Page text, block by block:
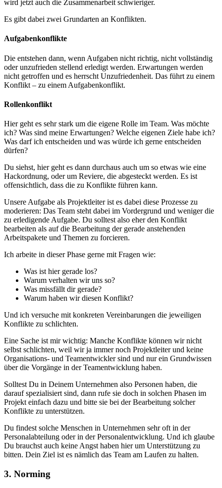
wird jetzt auch die Zusammenarbeit schwieriger.
Es gibt dabei zwei Grundarten an Konflikten.
Aufgabenkonflikte
Die entstehen dann, wenn Aufgaben nicht richtig, nicht vollständig
oder unzufrieden stellend erledigt werden. Erwartungen werden
nicht getroffen und es herrscht Unzufriedenheit. Das führt zu einem
Konflikt – zu einem Aufgabenkonflikt.
Rollenkonflikt
Hier geht es sehr stark um die eigene Rolle im Team. Was möchte
ich? Was sind meine Erwartungen? Welche eigenen Ziele habe ich?
Was darf ich entscheiden und was würde ich gerne entscheiden
dürfen?
Du siehst, hier geht es dann durchaus auch um so etwas wie eine
Hackordnung, oder um Reviere, die abgesteckt werden. Es ist
offensichtlich, dass die zu Konflikte führen kann.
Unsere Aufgabe als Projektleiter ist es dabei diese Prozesse zu
moderieren: Das Team steht dabei im Vordergrund und weniger die
zu erledigende Aufgabe. Du solltest also eher den Konflikt
bearbeiten als auf die Bearbeitung der gerade anstehenden
Arbeitspakete und Themen zu forcieren.
Ich arbeite in dieser Phase gerne mit Fragen wie:
Was ist hier gerade los?
Warum verhalten wir uns so?
Was missfällt dir gerade?
Warum haben wir diesen Konflikt?
Und ich versuche mit konkreten Vereinbarungen die jeweiligen
Konflikte zu schlichten.
Eine Sache ist mir wichtig: Manche Konflikte können wir nicht
selbst schlichten, weil wir ja immer noch Projektleiter und keine
Organisations- und Teamentwickler sind und nur ein Grundwissen
über die Vorgänge in der Teamentwicklung haben.
Solltest Du in Deinem Unternehmen also Personen haben, die
darauf spezialisiert sind, dann rufe sie doch in solchen Phasen im
Projekt einfach dazu und bitte sie bei der Bearbeitung solcher
Konflikte zu unterstützen.
Du findest solche Menschen in Unternehmen sehr oft in der
Personalabteilung oder in der Personalentwicklung. Und ich glaube
Du brauchst auch keine Angst haben hier um Unterstützung zu
bitten. Dein Ziel ist es nämlich das Team am Laufen zu halten.
3. Norming